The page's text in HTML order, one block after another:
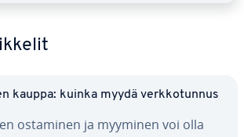
kauppa: kuinka myydä verk­ko­tun­nus
ostaminen ja myyminen voi olla